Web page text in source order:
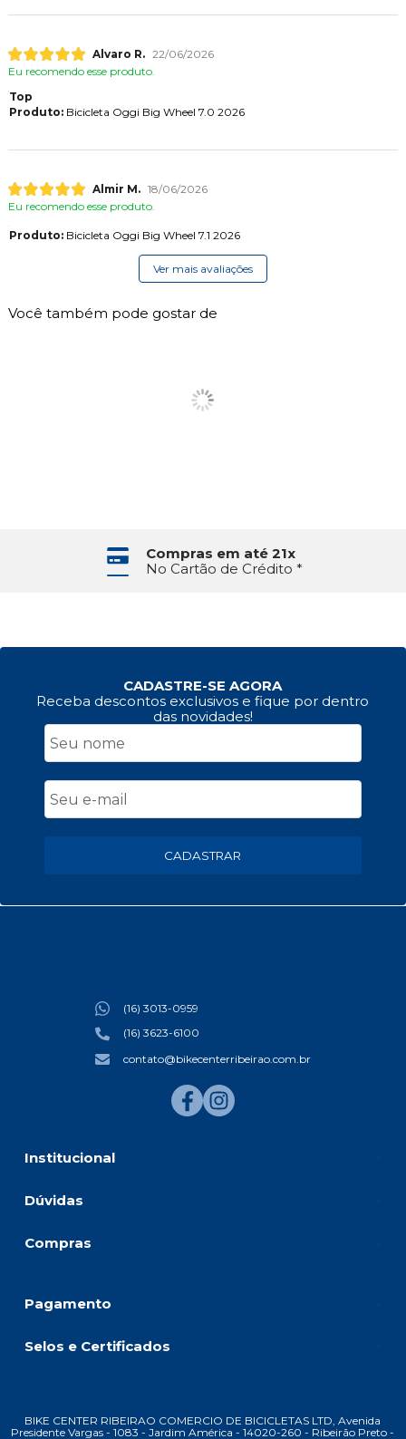
Alvaro R. 22/06/2026
Eu recomendo esse produto.
Top
Produto:Bicicleta Oggi Big Wheel 7.0 2026
Almir M. 18/06/2026
Eu recomendo esse produto.
Produto:Bicicleta Oggi Big Wheel 7.1 2026
Ver mais avaliações
Você também pode gostar de
Compras em até 21x
No Cartão de Crédito *
CADASTRE-SE AGORA
Receba descontos exclusivos e fique por dentro
das novidades!
CADASTRAR
Institucional
Dúvidas
Compras
(16) 3013-0959
(16) 3623-6100
contato@bikecenterribeirao.com.br
Pagamento
Selos e Certificados
BIKE CENTER RIBEIRAO COMERCIO DE BICICLETAS LTD, Avenida
Presidente Vargas - 1083 - Jardim América - 14020-260 - Ribeirão Preto -